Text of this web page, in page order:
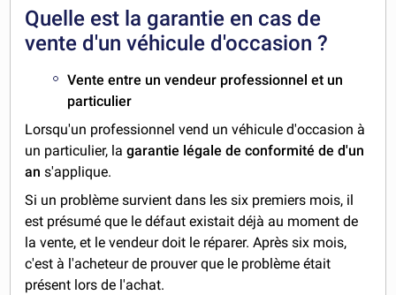
Quelle est la garantie en cas de
vente d'un véhicule d'occasion ?
Vente entre un vendeur professionnel et un
particulier
Lorsqu'un professionnel vend un véhicule d'occasion à
un particulier, lagarantie légale de conformité de d'un
an s'applique.
Si un problème survient dans les six premiers mois, il
est présumé que le défaut existait déjà au moment de
la vente, et le vendeur doit le réparer. Après six mois,
c'est à l'acheteur de prouver que le problème était
présent lors de l'achat.